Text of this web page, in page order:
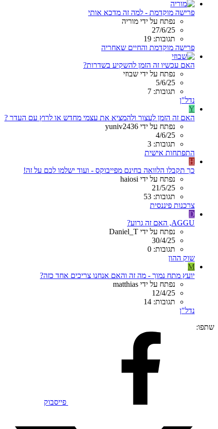
פרישה מוקדמת - למה זה מדכא אותי
נפתח על ידי מוריה
27/6/25
תגובות: 19
פרישה מוקדמת והחיים שאחריה
האם עכשיו זה הזמן להשקיע בשדרות?
נפתח על ידי שבוזי
5/6/25
תגובות: 7
נדל"ן
Y
האם זה הזמן לעצור ולהמציא את עצמי מחדש או לרוץ עם העדר ?
נפתח על ידי yuniv2436
4/6/25
תגובות: 3
התפתחות אישית
H
כך תקבלו הלוואה בחינם מפייבוקס - ועוד ישלמו לכם על זה!
נפתח על ידי haiosi
21/5/25
תגובות: 53
צרכנות פיננסית
D
AGGU, האם זה גרוע?
נפתח על ידי Daniel_T
30/4/25
תגובות: 0
שוק ההון
M
יועץ מתח נמוך - מה זה והאם אנחנו צריכים אחד כזה?
נפתח על ידי matthias
12/4/25
תגובות: 14
נדל"ן
שתפו:
פייסבוק